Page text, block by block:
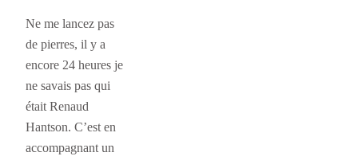
Ne me lancez pas
de pierres, il y a
encore 24 heures je
ne savais pas qui
était Renaud
Hantson. C’est en
accompagnant un